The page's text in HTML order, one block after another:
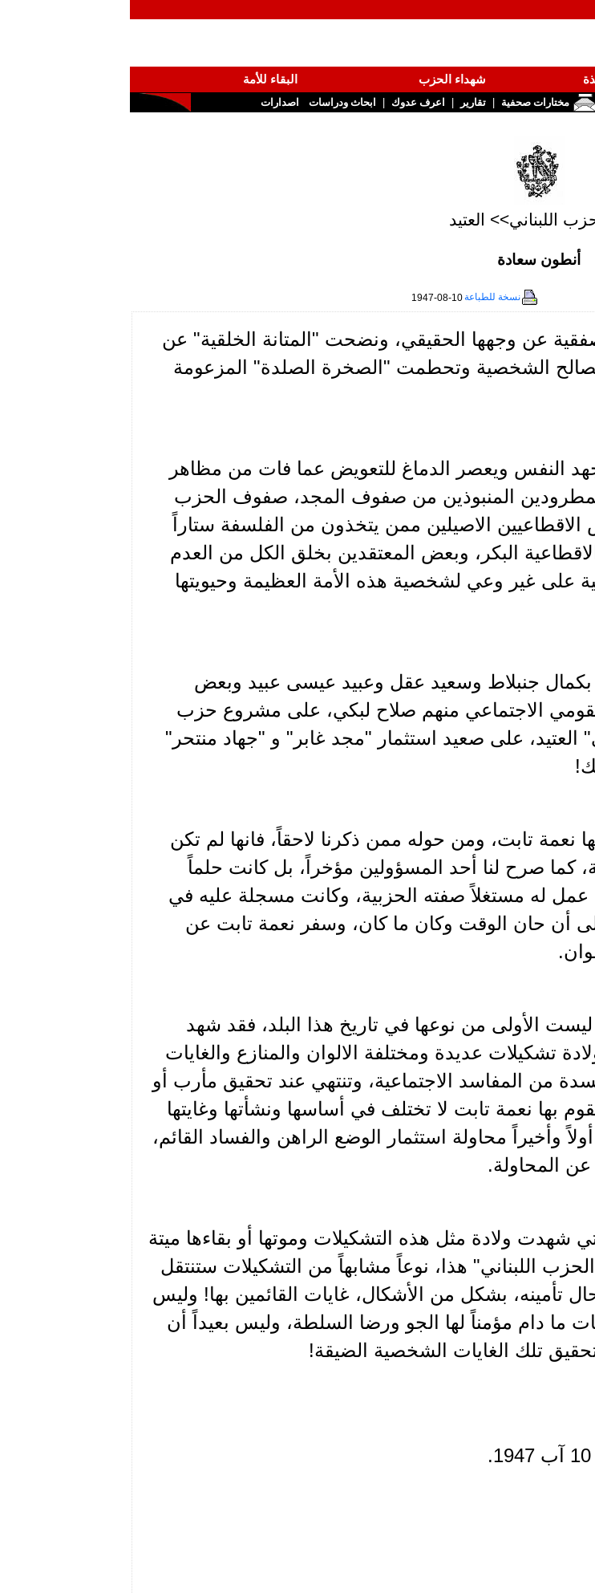
شهداء الحزب
البقاء للأمة
مختارات صحفية | تقارير | اعرف عدوك | ابحاث ودراسات اصدارات
اللبناني>> العتيد
أنطون سعادة
نسخة للطباعة1947-08-10
عن وجهها الحقيقي، ونضحت "المتانة الخلقية" عن
الشخصية وتحطمت "الصخرة الصلدة" المزعومة
النفس ويعصر الدماغ للتعويض عما فات من مظاهر
المنبوذين من صفوف المجد، صفوف الحزب
الاقطاعيين الاصيلين ممن يتخذون من الفلسفة ستاراً
البكر، وبعض المعتقدين بخلق الكل من العدم
على غير وعي لشخصية هذه الأمة العظيمة وحيويتها
بكمال جنبلاط وسعيد عقل وعبيد عيسى عبيد وبعض
الاجتماعي منهم صلاح لبكي، على مشروع حزب
العتيد، على صعيد استثمار "مجد غابر" و "جهاد منتحر"
نعمة تابت، ومن حوله ممن ذكرنا لاحقاً، فانها لم تكن
كما صرح لنا أحد المسؤولين مؤخراً، بل كانت حلماً
عمل له مستغلاً صفته الحزبية، وكانت مسجلة عليه في
أن حان الوقت وكان ما كان، وسفر نعمة تابت عن
ليست الأولى من نوعها في تاريخ هذا البلد، فقد شهد
تشكيلات عديدة ومختلفة الالوان والمنازع والغايات
من المفاسد الاجتماعية، وتنتهي عند تحقيق مأرب أو
بها نعمة تابت لا تختلف في أساسها ونشأتها وغايتها
وأخيراً محاولة استثمار الوضع الراهن والفساد القائم،
المحاولة.
شهدت ولادة مثل هذه التشكيلات وموتها أو بقاءها ميتة
اللبناني" هذا، نوعاً مشابهاً من التشكيلات ستنتقل
تأمينه، بشكل من الأشكال، غايات القائمين بها! وليس
ما دام مؤمناً لها الجو ورضا السلطة، وليس بعيداً أن
تلك الغايات الشخصية الضيقة!